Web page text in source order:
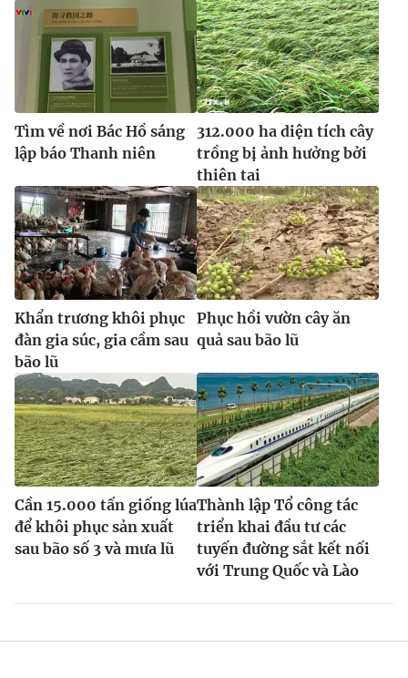
Ðiện thoại Thời báo VTV:
024.66 897 897
Email:toasoan@vtv.vn
Liên hệ quảng cáo:024-7300.7108
® Cấm sao chép dưới mọi hình thức nếu không có sự chấp
thuận bằng văn bản. Ghi rõ nguồn VTV.vn khi phát hành lại
thông tin từ website này.
Tìm về nơi Bác Hồ sáng
lập báo Thanh niên
312.000 ha diện tích cây
trồng bị ảnh hưởng bởi
thiên tai
Khẩn trương khôi phục
đàn gia súc, gia cầm sau
bão lũ
Phục hồi vườn cây ăn
quả sau bão lũ
Cần 15.000 tấn giống lúa
để khôi phục sản xuất
sau bão số 3 và mưa lũ
Thành lập Tổ công tác
triển khai đầu tư các
tuyến đường sắt kết nối
với Trung Quốc và Lào